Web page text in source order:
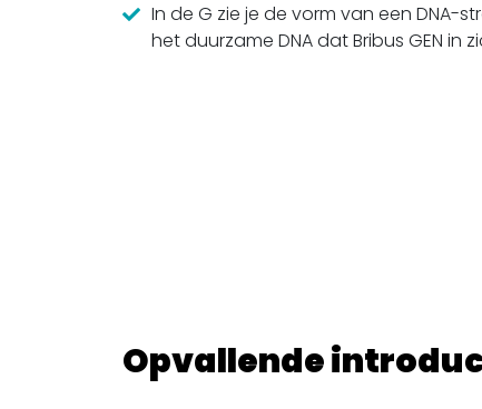
In de G zie je de vorm van een DNA-
het duurzame DNA dat Bribus GEN in
Opvallende